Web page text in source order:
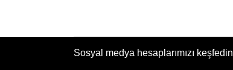
Sosyal medya hesaplarımızı keşfedin